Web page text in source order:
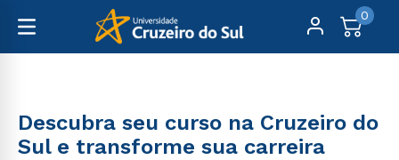
0
Descubra seu curso na Cruzeiro do
Sul e transforme sua carreira